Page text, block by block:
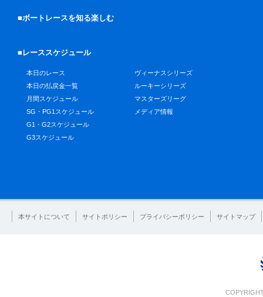
■ボートレースを知る楽しむ
■レーススケジュール
本日のレース
本日の払戻金一覧
月間スケジュール
SG・PG1スケジュール
G1・G2スケジュール
G3スケジュール
ヴィーナスシリーズ
ルーキーシリーズ
マスターズリーグ
メディア情報
本サイトについて サイトポリシー プライバシーポリシー サイトマップ